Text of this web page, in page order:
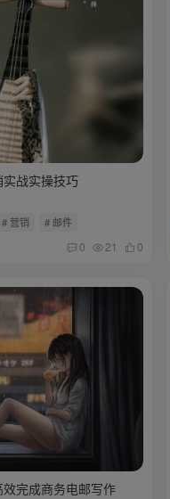
实战实操技巧
# 营销 # 邮件
0 21 0
效完成商务电邮写作